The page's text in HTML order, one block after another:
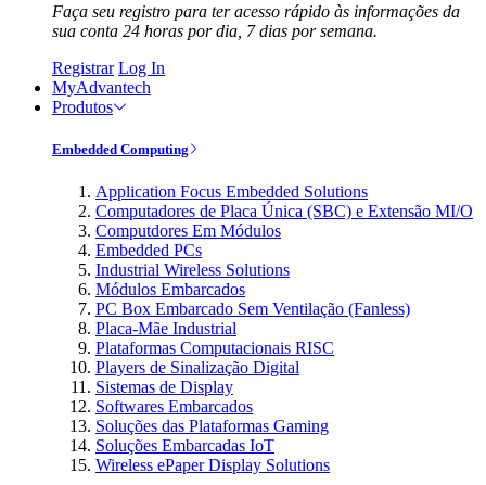
Faça seu registro para ter acesso rápido às informações da
sua conta 24 horas por dia, 7 dias por semana.
Registrar Log In
MyAdvantech
Produtos
Embedded Computing
Application Focus Embedded Solutions
Computadores de Placa Única (SBC) e Extensão MI/O
Computdores Em Módulos
Embedded PCs
Industrial Wireless Solutions
Módulos Embarcados
PC Box Embarcado Sem Ventilação (Fanless)
Placa-Mãe Industrial
Plataformas Computacionais RISC
Players de Sinalização Digital
Sistemas de Display
Softwares Embarcados
Soluções das Plataformas Gaming
Soluções Embarcadas IoT
Wireless ePaper Display Solutions